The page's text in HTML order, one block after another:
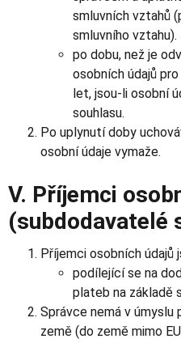
smluvních vztahů
smluvního vztahu).
po dobu, než je
osobních údajů
let, jsou-li osobní
souhlasu.
Po uplynutí doby
osobní údaje vymaže.
V. Příjemci
(subdodavatelé
Příjemci osobních údajů
podílející se na
plateb na základě
Správce nemá v
země (do země mimo